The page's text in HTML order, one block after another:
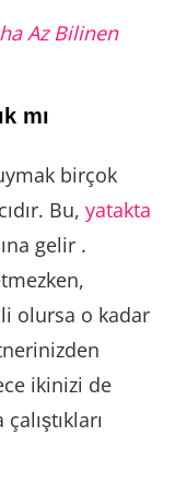
Az Bilinen
mı
birçok
Bu, yatakta
gelir .
olursa o kadar
ikinizi de